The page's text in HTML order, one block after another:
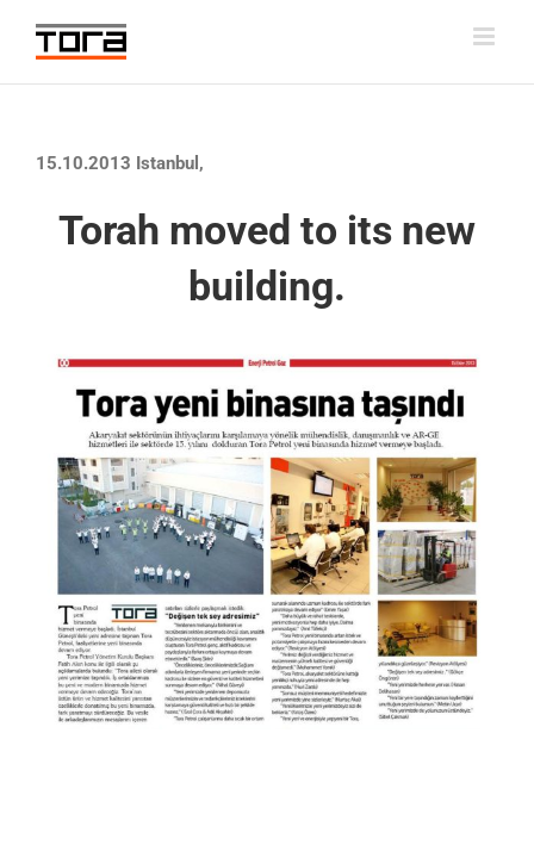
content
15.10.2013 Istanbul,
Torah moved to its new
building.